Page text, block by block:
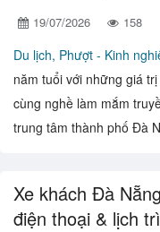
19/07/2026 158
Du lịch, Phượt - Kinh
năm tuổi với những giá
cùng nghề làm mắm
trung tâm thành phố Đà
Xe khách Đà
điện thoại & lịch